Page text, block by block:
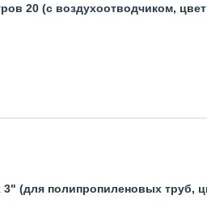
20 (с воздухоотводчиком,
(для полипропиленовых труб,